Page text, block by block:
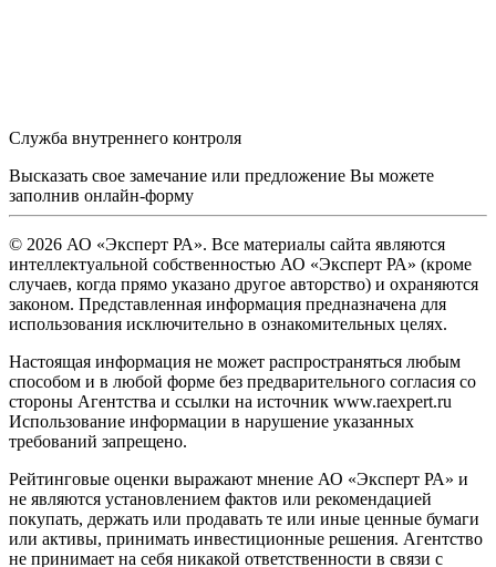
Служба внутреннего контроля
Высказать свое замечание или предложение Вы можете
заполнив онлайн-форму
© 2026 АО «Эксперт РА». Все материалы сайта являются
интеллектуальной собственностью АО «Эксперт РА» (кроме
случаев, когда прямо указано другое авторство) и охраняются
законом. Представленная информация предназначена для
использования исключительно в ознакомительных целях.
Настоящая информация не может распространяться любым
способом и в любой форме без предварительного согласия со
стороны Агентства и ссылки на источник www.raexpert.ru
Использование информации в нарушение указанных
требований запрещено.
Рейтинговые оценки выражают мнение АО «Эксперт РА» и
не являются установлением фактов или рекомендацией
покупать, держать или продавать те или иные ценные бумаги
или активы, принимать инвестиционные решения. Агентство
не принимает на себя никакой ответственности в связи с